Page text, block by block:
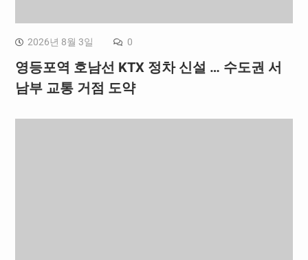
2026년 8월 3일 0
영등포역 호남선 KTX 정차 신설 … 수도권 서
남부 교통 거점 도약